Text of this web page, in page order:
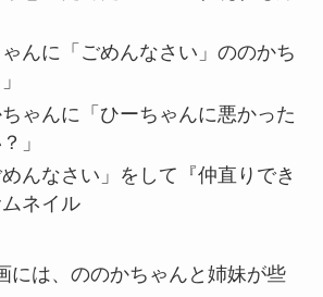
んに「ごめんなさい」ののかち
ゃんに「ひーちゃんに悪かった
」
んなさい」をして『仲直りでき
ネイル
には、ののかちゃんと姉妹が些